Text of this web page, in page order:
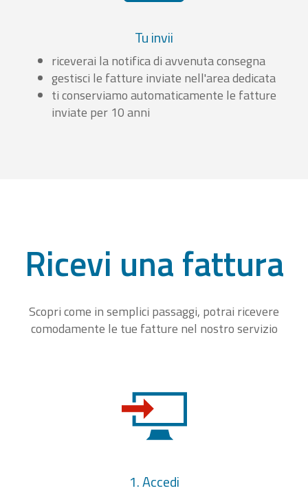
Tu invii
riceverai la notifica di avvenuta consegna
gestisci le fatture inviate nell'area dedicata
ti conserviamo automaticamente le fatture
inviate per 10 anni
Ricevi una fattura
Scopri come in semplici passaggi, potrai ricevere
comodamente le tue fatture nel nostro servizio
1. Accedi